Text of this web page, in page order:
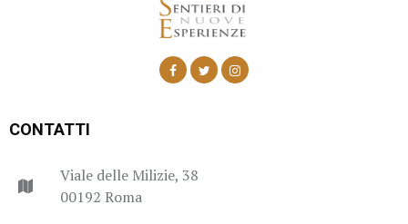
CONTATTI
Viale delle Milizie, 38
00192 Roma